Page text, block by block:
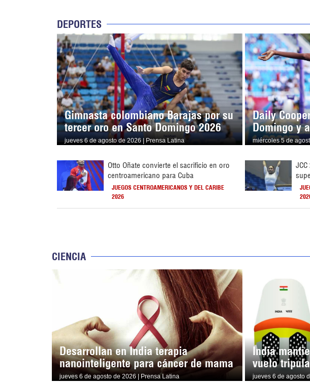
DEPORTES
Gimnasta colombiano Barajas por su
tercer oro en Santo Domingo 2026
jueves 6 de agosto de 2026 | Prensa Latina
Daily
Domingo y
miércoles 5 de
Otto Oñate convierte el sacrificio en oro
centroamericano para Cuba
JUEGOS CENTROAMERICANOS Y DEL CARIBE
2026
CIENCIA
Desarrollan en India terapia
nanointeligente para cáncer de mama
jueves 6 de agosto de 2026 | Prensa Latina
India
vuelo
jueves 6 de agosto